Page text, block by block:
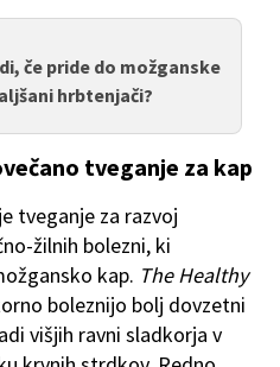
če pride do možganske
hrbtenjači?
tveganje za kap
tveganje za razvoj
žilnih bolezni, ki
kap. The Healthy
boleznijo bolj dovzetni
višjih ravni sladkorja v